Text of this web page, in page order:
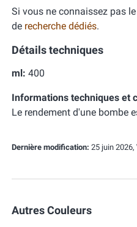
Si vous ne connaissez pas
de recherche dédiés.
Détails techniques
ml: 400
Informations techniques et
Le rendement d'une bombe
Dernière modification: 25 juin 2026,
Autres Couleurs